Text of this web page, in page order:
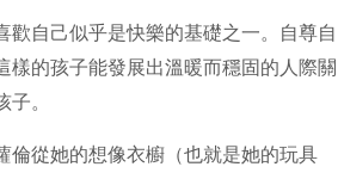
自己似乎是快樂的基礎之一。自尊自
的孩子能發展出溫暖而穩固的人際關
子。
倫從她的想像衣櫥（也就是她的玩具